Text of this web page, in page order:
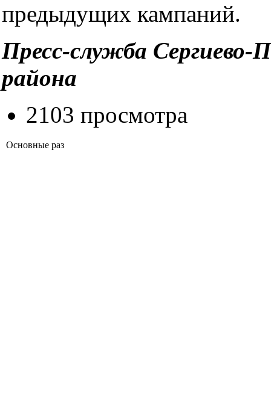
предыдущих кампаний.
Пресс-служба Сергиево-
района
2103 просмотра
Основные раз